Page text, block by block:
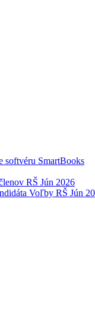
softvéru SmartBooks
RŠ Jún 2026
Voľby RŠ Jún